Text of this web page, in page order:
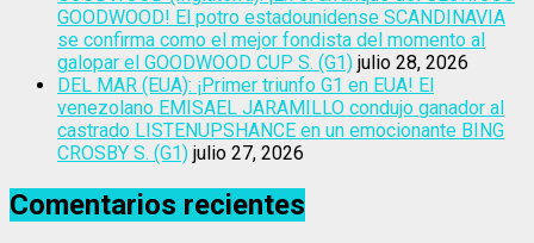
GOODWOOD! El potro estadounidense SCANDINAVIA
se confirma como el mejor fondista del momento al
galopar el GOODWOOD CUP S. (G1) julio 28, 2026
DEL MAR (EUA): ¡Primer triunfo G1 en EUA! El
venezolano EMISAEL JARAMILLO condujo ganador al
castrado LISTENUPSHANCE en un emocionante BING
CROSBY S. (G1) julio 27, 2026
Comentarios recientes